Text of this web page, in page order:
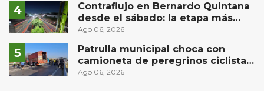
Contraflujo en Bernardo Quintana
desde el sábado: la etapa más
compleja del operativo vial
Ago 06, 2026
Patrulla municipal choca con
camioneta de peregrinos ciclistas
en la autopista México-Querétaro
Ago 06, 2026